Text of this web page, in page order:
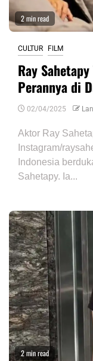
2 min read
CULTUR FILM
Ray
Perannya di
02/04/2025
Aktor Ray
Instagram/
Indonesia
Sahetapy. Ia...
2 min read